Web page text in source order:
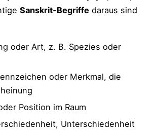
Sanskrit-Begriffe daraus sind
oder Art, z. B. Spezies oder
oder Merkmal, die
Position im Raum
Unterschiedenheit